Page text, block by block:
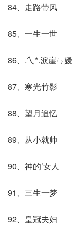
84、走路带风
85、一生一世
86、.乀*.淚崖ㄣ嫒
87、寒光竹影
88、望月追忆
89、从小就帅
90、神的’女人
91、三生一梦
92、皇冠夫妇